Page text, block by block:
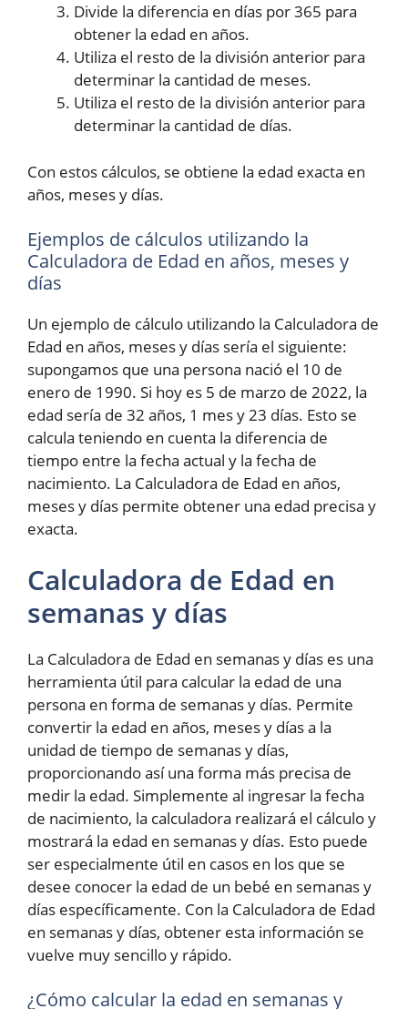
Divide la diferencia en días por 365 para
obtener la edad en años.
Utiliza el resto de la división anterior para
determinar la cantidad de meses.
Utiliza el resto de la división anterior para
determinar la cantidad de días.
Con estos cálculos, se obtiene la edad exacta en
años, meses y días.
Ejemplos de cálculos utilizando la
Calculadora de Edad en años, meses y
días
Un ejemplo de cálculo utilizando la Calculadora de
Edad en años, meses y días sería el siguiente:
supongamos que una persona nació el 10 de
enero de 1990. Si hoy es 5 de marzo de 2022, la
edad sería de 32 años, 1 mes y 23 días. Esto se
calcula teniendo en cuenta la diferencia de
tiempo entre la fecha actual y la fecha de
nacimiento. La Calculadora de Edad en años,
meses y días permite obtener una edad precisa y
exacta.
Calculadora de Edad en
semanas y días
La Calculadora de Edad en semanas y días es una
herramienta útil para calcular la edad de una
persona en forma de semanas y días. Permite
convertir la edad en años, meses y días a la
unidad de tiempo de semanas y días,
proporcionando así una forma más precisa de
medir la edad. Simplemente al ingresar la fecha
de nacimiento, la calculadora realizará el cálculo y
mostrará la edad en semanas y días. Esto puede
ser especialmente útil en casos en los que se
desee conocer la edad de un bebé en semanas y
días específicamente. Con la Calculadora de Edad
en semanas y días, obtener esta información se
vuelve muy sencillo y rápido.
¿Cómo calcular la edad en semanas y